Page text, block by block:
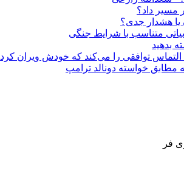
مسیر داد؟
هشدار جدی؟
متناسب با شرایط جنگی
بدهید
التماس توافقی را می‌کند که خودش ویران کرد
مطابق خواسته دونالد ترامپ